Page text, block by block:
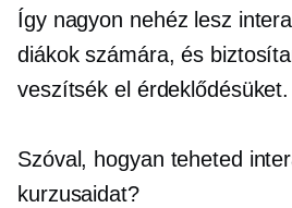
Így nagyon nehéz lesz
diákok számára, és
veszítsék el érdeklődésüket.
Szóval, hogyan teheted
kurzusaidat?